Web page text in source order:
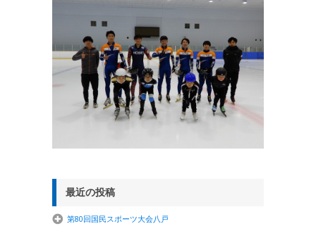
最近の投稿
第80回国民スポーツ大会八戸